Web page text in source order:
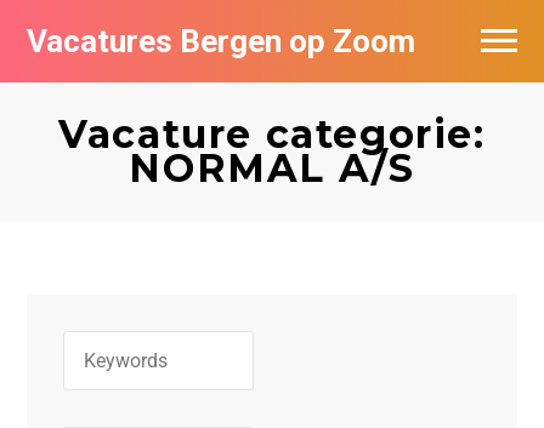
Vacatures Bergen op Zoom
Vacature categorie:
NORMAL A/S
Vacatures per bedrijf
De populairste vacatures in Bergen op